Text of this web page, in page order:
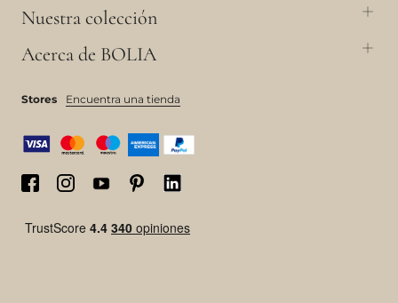
Nuestra colección
Acerca de BOLIA
Stores Encuentra una tienda